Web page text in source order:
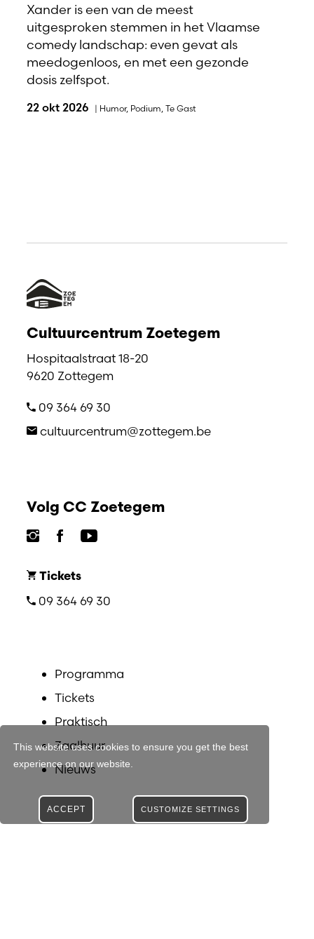
This website uses cookies to ensure you get the best
experience on our website.
CUSTOMIZE SETTINGS
ACCEPT
Xander is een van de meest
uitgesproken stemmen in het Vlaamse
comedy landschap: even gevat als
meedogenloos, en met een gezonde
dosis zelfspot.
22 okt 2026 | Humor, Podium Te Gast
Cultuurcentrum Zoetegem
Hospitaalstraat 18-20
9620 Zottegem
09 364 69 30
cultuurcentrum@zottegem.be
Volg CC Zoetegem
Tickets
09 364 69 30
Programma
Tickets
Praktisch
Zaalhuur
Nieuws